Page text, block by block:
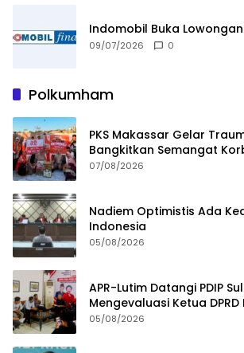
Indomobil Buka
09/07/2026 0
Polkumham
PKS Makassar Gelar
Bangkitkan Semangat
Tallo
07/08/2026
Nadiem Optimistis Ada
Indonesia
05/08/2026
APR-Lutim Datangi PDIP
Mengevaluasi Ketua DPRD
05/08/2026